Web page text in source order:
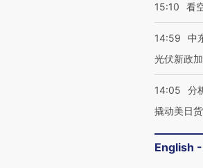
15:10 看
14:59
中
光伏新政
14:05
分
撬动美日
English